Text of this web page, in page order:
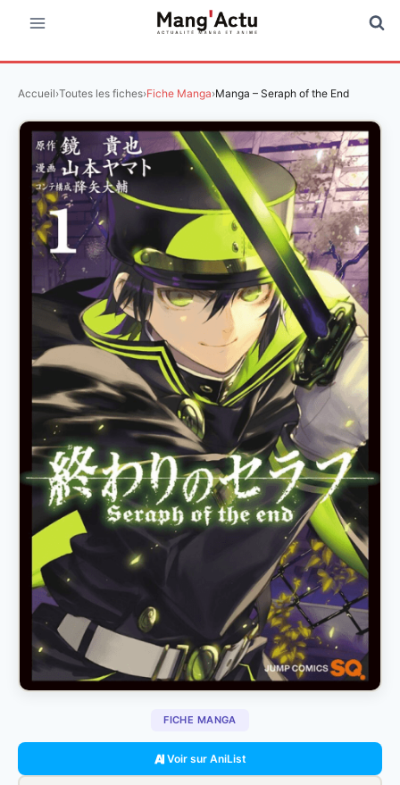
contenu
Accueil›Toutes les fiches›Fiche Manga›Manga – Seraph of the End
FICHE MANGA
Voir sur AniList